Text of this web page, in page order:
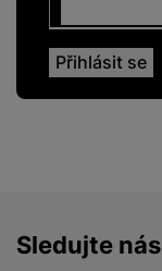
Sledujte nás